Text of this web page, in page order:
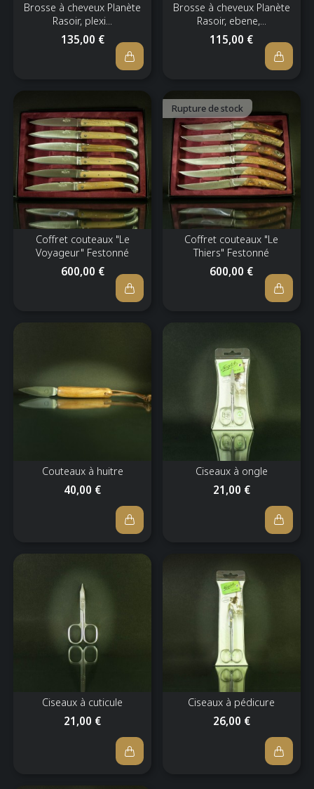
Brosse à cheveux Planète
Rasoir, plexi...
135,00 €
Brosse à cheveux Planète
Rasoir, ebene,...
115,00 €
Coffret couteaux "Le
Voyageur" Festonné
600,00 €
Coffret couteaux "Le
Thiers" Festonné
600,00 €
Rupture de stock
Couteaux à huitre
40,00 €
Ciseaux à ongle
21,00 €
Ciseaux à cuticule
21,00 €
Ciseaux à pédicure
26,00 €